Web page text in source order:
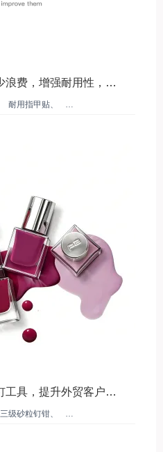
浪费，增强耐用性，助
耐用指甲贴
工具，提升外贸客户的
三级砂粒钉钳